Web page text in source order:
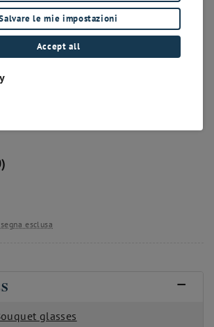
esclusa
glasses
le mie impostazioni
Accept all